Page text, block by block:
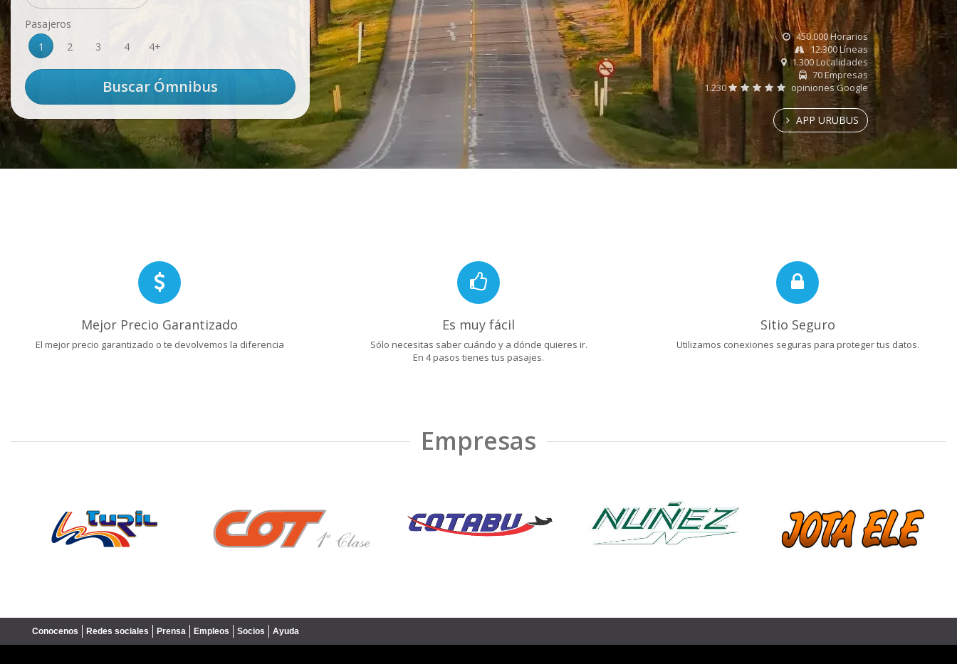
Pasajeros
1
2 3 4 4+
450.000 Horarios
12.300 Líneas
1.300 Localidades
70 Empresas
1.230
opiniones Google
APP URUBUS
Mejor Precio Garantizado
El mejor precio garantizado o te devolvemos la diferencia
Es muy fácil
Sólo necesitas saber cuándo y a dónde quieres ir.
En 4 pasos tienes tus pasajes.
Sitio Seguro
Utilizamos conexiones seguras para proteger tus datos.
Empresas
Conocenos Redes sociales Prensa Empleos Socios Ayuda